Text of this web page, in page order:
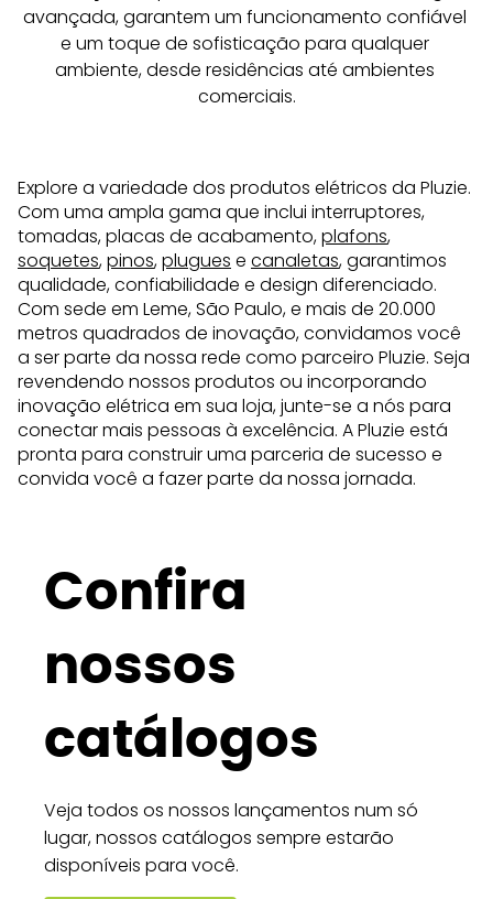
avançada, garantem um funcionamento confiável
e um toque de sofisticação para qualquer
ambiente, desde residências até ambientes
comerciais.
Explore a variedade dos produtos elétricos da Pluzie.
Com uma ampla gama que inclui interruptores,
tomadas, placas de acabamento,plafons,
soquetes,pinos,plugues e canaletas, garantimos
qualidade, confiabilidade e design diferenciado.
Com sede em Leme, São Paulo, e mais de 20.000
metros quadrados de inovação, convidamos você
a ser parte da nossa rede como parceiro Pluzie. Seja
revendendo nossos produtos ou incorporando
inovação elétrica em sua loja, junte-se a nós para
conectar mais pessoas à excelência. A Pluzie está
pronta para construir uma parceria de sucesso e
convida você a fazer parte da nossa jornada.
Confira
nossos
catálogos
Veja todos os nossos lançamentos num só
lugar, nossos catálogos sempre estarão
disponíveis para você.